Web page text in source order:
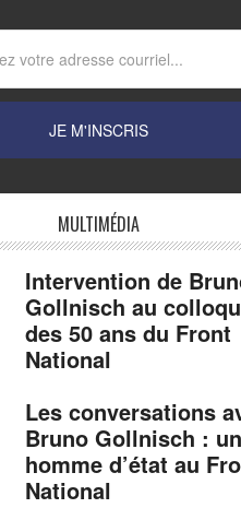
MULTIMÉDIA
Intervention de
Gollnisch au
des 50 ans du Front
National
Les conversations
Bruno Gollnisch : un
homme d’état au
National